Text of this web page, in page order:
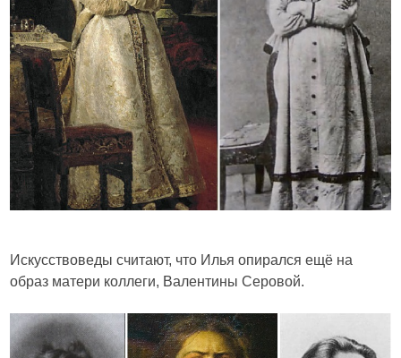
Искусствоведы считают, что Илья опирался ещё на
образ матери коллеги, Валентины Серовой.